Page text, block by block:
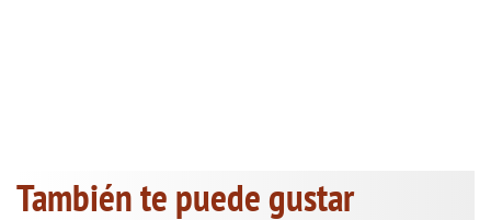
También te puede gustar